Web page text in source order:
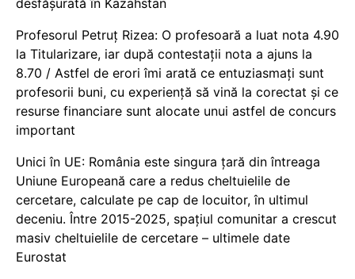
desfășurată în Kazahstan
Profesorul Petruț Rizea: O profesoară a luat nota 4.90
la Titularizare, iar după contestații nota a ajuns la
8.70 / Astfel de erori îmi arată ce entuziasmați sunt
profesorii buni, cu experiență să vină la corectat și ce
resurse financiare sunt alocate unui astfel de concurs
important
Unici în UE: România este singura țară din întreaga
Uniune Europeană care a redus cheltuielile de
cercetare, calculate pe cap de locuitor, în ultimul
deceniu. Între 2015-2025, spațiul comunitar a crescut
masiv cheltuielile de cercetare – ultimele date
Eurostat